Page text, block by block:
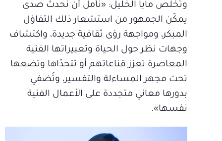
وتخلص مايا الخليل: «نأمل أن نُحدث صدى
يمكّن الجمهور من استشعار ذلك التفاؤل
المبكر، ومواجهة رؤى ثقافية جديدة، واكتشاف
وجهات نظر حول الحياة وتعبيراتها الفنية
المعاصرة تعزز قناعاتهم أو تتحدّاها وتضعها
تحت مجهر المساءلة والتفسير، وتُضفي
بدورها معاني متجددة على الأعمال الفنية
نفسها».